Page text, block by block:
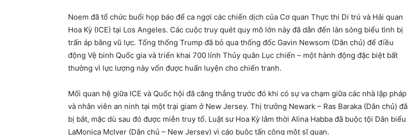
Noem đã tổ chức buổi họp báo để ca ngợi các chiến dịch của Cơ quan Thực thi Di trú và Hải quan
Hoa Kỳ (ICE) tại Los Angeles. Các cuộc truy quét quy mô lớn này đã dẫn đến làn sóng biểu tình bị
trấn áp bằng vũ lực. Tổng thống Trump đã bỏ qua thống đốc Gavin Newsom (Dân chủ) để điều
động Vệ binh Quốc gia và triển khai 700 lính Thủy quân Lục chiến – một hành động đặc biệt bất
thường vì lực lượng này vốn được huấn luyện cho chiến tranh.
Mối quan hệ giữa ICE và Quốc hội đã căng thẳng trước đó khi có sự va chạm giữa các nhà lập pháp
và nhân viên an ninh tại một trại giam ở New Jersey. Thị trưởng Newark – Ras Baraka (Dân chủ) đã
bị bắt, mặc dù sau đó được miễn truy tố. Luật sư Hoa Kỳ lâm thời Alina Habba đã buộc tội Dân biểu
LaMonica McIver (Dân chủ – New Jersey) vì cáo buộc tấn công một sĩ quan.